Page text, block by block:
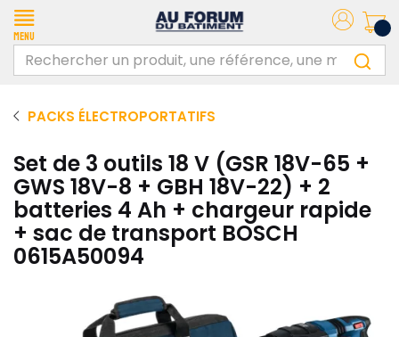
Menu
PACKS ÉLECTROPORTATIFS
Set de 3 outils 18 V (GSR 18V-65 +
GWS 18V-8 + GBH 18V-22) + 2
batteries 4 Ah + chargeur rapide
+ sac de transport BOSCH
0615A50094